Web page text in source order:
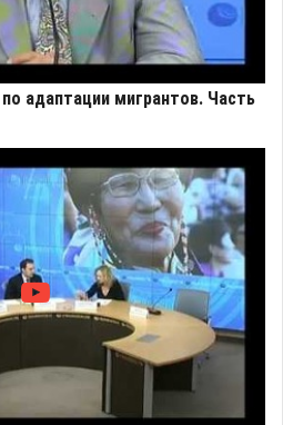
адаптации мигрантов. Часть